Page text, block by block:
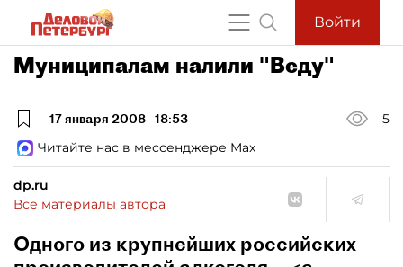
Войти
Муниципалам налили "Веду"
17 января 2008 18:53
5
Читайте нас в мессенджере Max
dp.ru
Все материалы автора
Одного из крупнейших российских